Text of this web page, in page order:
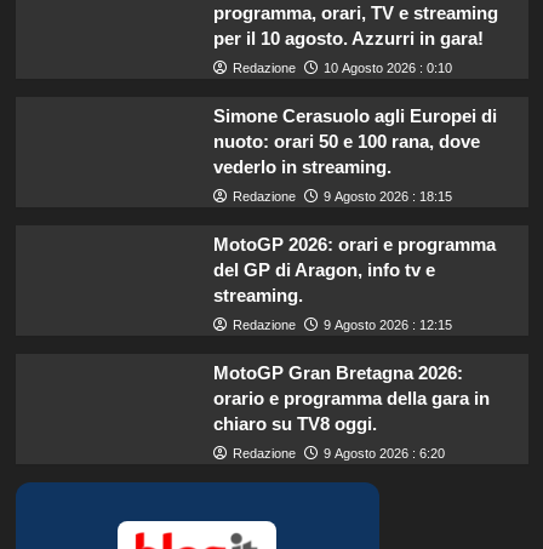
programma, orari, TV e streaming
per il 10 agosto. Azzurri in gara!
Redazione 10 Agosto 2026 : 0:10
Simone Cerasuolo agli Europei di
nuoto: orari 50 e 100 rana, dove
vederlo in streaming.
Redazione 9 Agosto 2026 : 18:15
MotoGP 2026: orari e programma
del GP di Aragon, info tv e
streaming.
Redazione 9 Agosto 2026 : 12:15
MotoGP Gran Bretagna 2026:
orario e programma della gara in
chiaro su TV8 oggi.
Redazione 9 Agosto 2026 : 6:20